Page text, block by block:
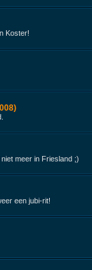
Koster!
meer in Friesland ;)
een jubi-rit!